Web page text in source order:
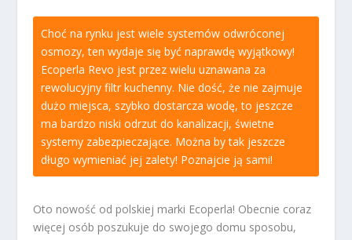
Choć na rynku jest wiele systemów odwróconej
osmozy, ten wydaje się być naprawdę wyjątkowy!
Ecoperla Revo jest przez wielu uznawana za
rewolucyjny filtr kuchenny. Nie dość, że nie zajmuje
dużo miejsca, szybko dostarcza wodę, to jeszcze
ma bardzo niski odrzut do kanalizacji, świetne
systemy zabezpieczające. Można by tak jeszcze
długo wymieniać jej zalety! Poznajcie ją sami!
Oto nowość od polskiej marki Ecoperla! Obecnie coraz
więcej osób poszukuje do swojego domu sposobu,